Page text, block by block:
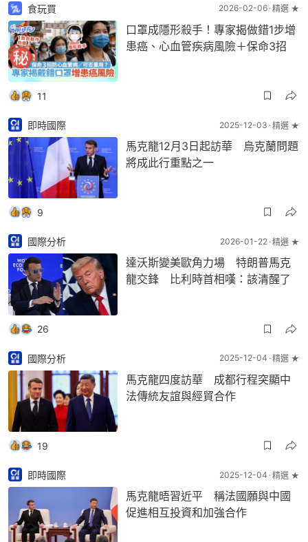
食玩買 2026-02-06 精選 ★
口罩成隱形殺手！專家揭做錯1步增
患癌、心血管疾病風險＋保命3招
11
即時國際 2025-12-03 精選 ★
馬克龍12月3日起訪華 烏克蘭問題
將成此行重點之一
9
國際分析 2026-01-22 精選 ★
達沃斯變美歐角力場 特朗普馬克
龍交鋒 比利時首相嘆：該清醒了
26
國際分析 2025-12-04 精選 ★
馬克龍四度訪華 成都行程突顯中
法傳統友誼與經貿合作
19
即時國際 2025-12-04 精選 ★
馬克龍晤習近平 稱法國願與中國
促進相互投資和加強合作